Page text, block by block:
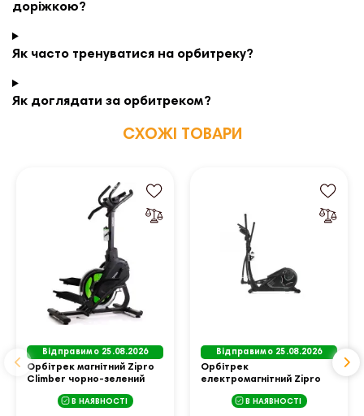
доріжкою?
Як часто тренуватися на орбитреку?
Як доглядати за орбитреком?
СХОЖІ ТОВАРИ
Відправимо 25.08.2026
Орбітрек магнітний Zipro
Climber чорно-зелений
В НАЯВНОСТІ
Відправимо 25.08.2026
Орбітрек
електромагнітний Zipro
В НАЯВНОСТІ